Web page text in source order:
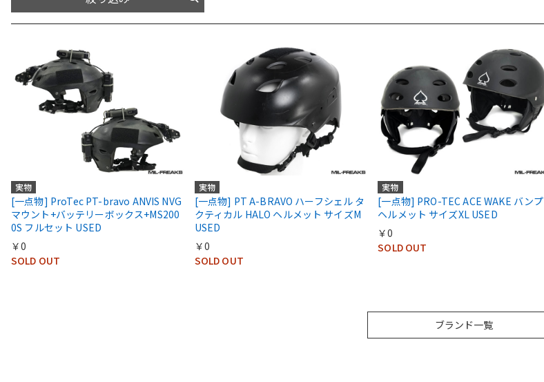
実物
[一点物] ProTec PT-bravo ANVIS NVG
マウント+バッテリーボックス+MS200
0S フルセット USED
￥0
SOLD OUT
実物
[一点物] PT A-BRAVO ハーフシェル タ
クティカル HALO ヘルメット サイズM
USED
￥0
SOLD OUT
実物
[一点物] PRO-TEC ACE WAKE バンプ
ヘルメット サイズXL USED
￥0
SOLD OUT
ブランド一覧